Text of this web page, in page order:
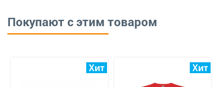
Покупают с этим товаром